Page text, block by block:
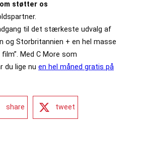
støtter os
til det stærkeste udvalg af
og Storbritannien + en hel masse
Med C More som
du lige nu en hel måned gratis på
share tweet